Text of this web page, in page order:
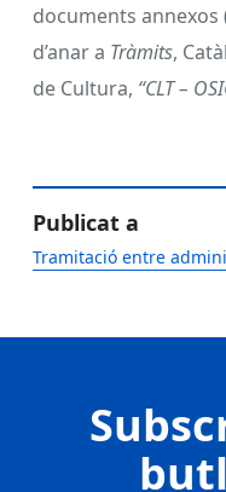
documents
d’anar a Tràmits,
de Cultura, “CLT –
Publicat a
Tramitació entre